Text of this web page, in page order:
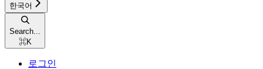
한국어
Search...
⌘K
로그인